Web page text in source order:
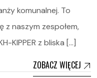
komunalnej. To
z naszym zespołem,
KIPPER z bliska […]
ZOBACZ WIĘCEJ